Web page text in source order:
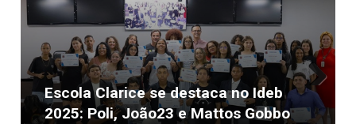
Escola Clarice se destaca no Ideb
2025: Poli, João23 e Mattos Gobbo
Next